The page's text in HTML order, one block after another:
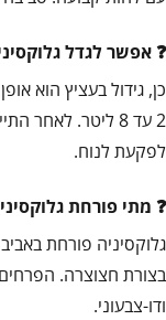
אפשר לגדל
כן, גידול בעציץ הוא
2 עד 8 ליטר.
לפקעת לנוח.
מתי פורחת
גלוקסיניה פורחת
בצורת חצוצרה. הפרחים
ודו-צבעוני.